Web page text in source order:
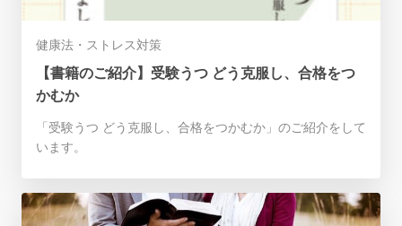
健康法・ストレス対策
【書籍のご紹介】受験うつ どう克服し、合格をつ
かむか
「受験うつ どう克服し、合格をつかむか」のご紹介をして
います。